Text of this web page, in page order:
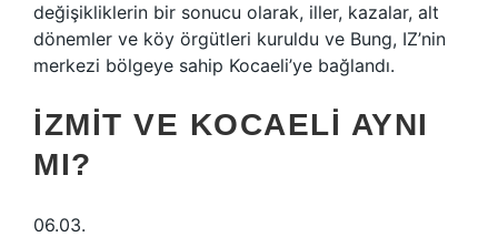
değişikliklerin bir sonucu olarak, iller, kazalar, alt
dönemler ve köy örgütleri kuruldu ve Bung, IZ’nin
merkezi bölgeye sahip Kocaeli’ye bağlandı.
İZMIT VE KOCAELI AYNI
MI?
06.03.